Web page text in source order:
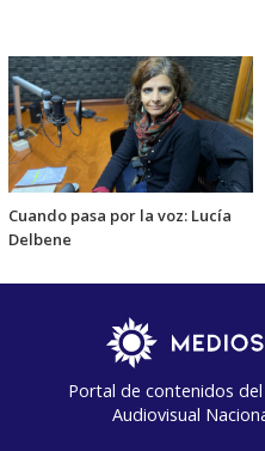
Cuando pasa por la voz: Lucía
Delbene
Portal de contenidos
Audiovisual